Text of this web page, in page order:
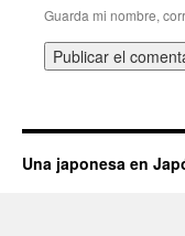
Guarda mi nombre,
Una japonesa en